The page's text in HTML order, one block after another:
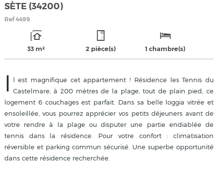
SÈTE (34200)
Ref4499
33 m² 2 pièce(s) 1 chambre(s)
I
l est magnifique cet appartement ! Résidence les Tennis du
Castelmare, à 200 mètres de la plage, tout de plain pied, ce
logement 6 couchages est parfait. Dans sa belle loggia vitrée et
ensoleillée, vous pourrez apprécier vos petits déjeuners avant de
votre rendre à la plage ou disputer une partie endiablée de
tennis dans la résidence. Pour votre confort : climatisation
réversible et parking commun sécurisé. Une superbe opportunité
dans cette résidence recherchée.